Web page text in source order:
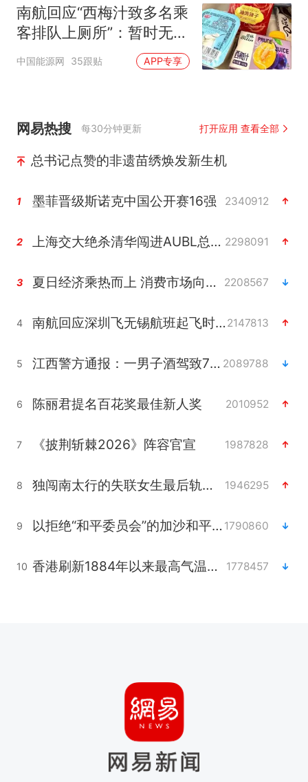
南航回应“西梅汁致多名乘
客排队上厕所”：暂时无法
核查是否发放西梅汁
中国能源网 35跟贴 APP专享
网易热搜 每30分钟更新 打开应用 查看全部
总书记点赞的非遗苗绣焕发新生机
1 墨菲晋级斯诺克中国公开赛16强 2340912
2 上海交大绝杀清华闯进AUBL总决赛 2298091
3 夏日经济乘热而上 消费市场向新而行 2208567
4 南航回应深圳飞无锡航班起飞时遭雷击2147813
5 江西警方通报：一男子酒驾致7人受伤 2089788
6 陈丽君提名百花奖最佳新人奖 2010952
7 《披荆斩棘2026》阵容官宣 1987828
8 独闯南太行的失联女生最后轨迹已确认 1946295
9 以拒绝“和平委员会”的加沙和平计划 1790860
10 香港刷新1884年以来最高气温纪录 1778457